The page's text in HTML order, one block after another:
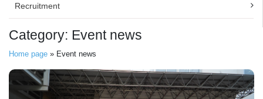
Recruitment
Category: Event news
Home page » Event news